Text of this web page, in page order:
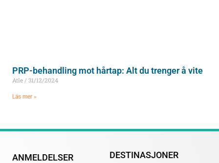
PRP-behandling mot hårtap: Alt du trenger å vite
Atle 31/12/2024
Läs mer »
ANMELDELSER DESTINASJONER